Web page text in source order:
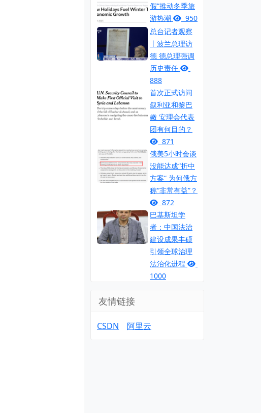
假”推动冬季旅
游热潮
950
总台记者观察
丨波兰总理访
德 德总理强调
历史责任
888
首次正式访问
叙利亚和黎巴
嫩 安理会代表
团有何目的？
871
俄美5小时会谈
没能达成“折中
方案” 为何俄方
称“非常有益”？
872
巴基斯坦学
者：中国法治
建设成果丰硕
引领全球治理
法治化进程
1000
友情链接
CSDN 阿里云